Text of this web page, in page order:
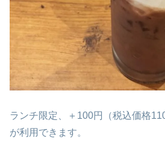
ランチ限定、＋100円（税込価格
が利用できます。